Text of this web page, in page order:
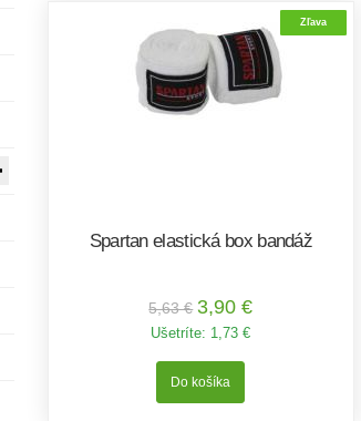
Zľava
Spartan elastická box bandáž
5,63 € 3,90 €
Ušetríte: 1,73 €